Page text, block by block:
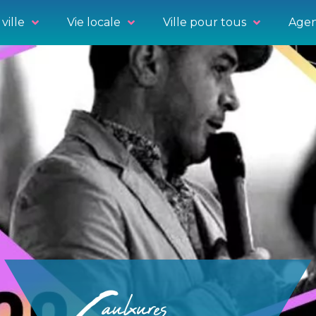
ville Vie locale Ville pour tous